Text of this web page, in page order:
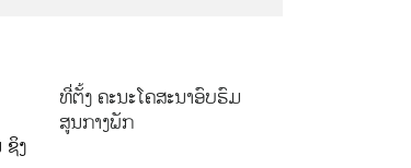
ຊິງ
ທີ່ຕັ້ງ ຄະນະໂຄສະນາອົບຮົມ
ສູນກາງພັກ